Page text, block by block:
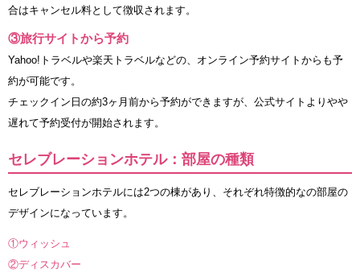
合はキャンセル料として徴収されます。
③旅行サイトから予約
Yahoo!トラベルや楽天トラベルなどの、オンライン予約サイトからも予
約が可能です。
チェックイン日の約3ヶ月前から予約ができますが、公式サイトよりやや
遅れて予約受付が開始されます。
セレブレーションホテル：部屋の種類
セレブレーションホテルには2つの棟があり、それぞれ特徴的なの部屋の
デザインになっています。
①ウィッシュ
②ディスカバー